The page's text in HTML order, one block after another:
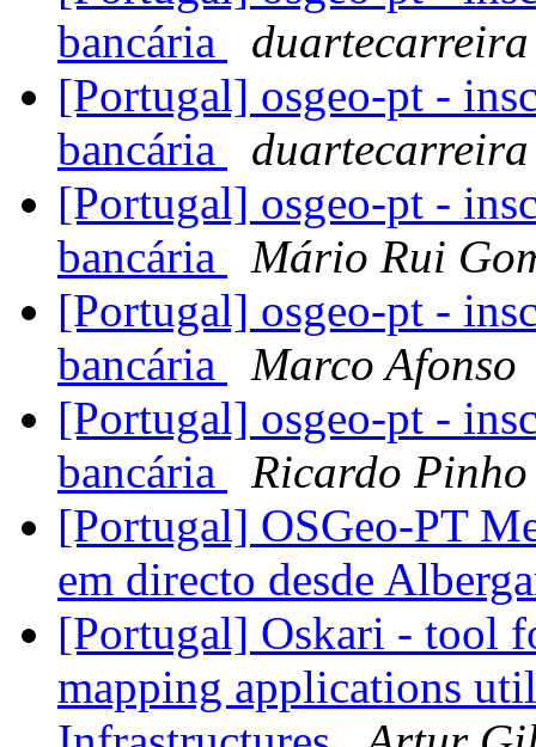
bancária
duartecarreira
[Portugal] osgeo-pt -
bancária
duartecarreira
[Portugal] osgeo-pt -
bancária
Mário Rui
[Portugal] osgeo-pt -
bancária
Marco Afonso
[Portugal] osgeo-pt -
bancária
Ricardo Pinho
[Portugal] OSGeo-PT
em directo desde
[Portugal] Oskari - tool
mapping applications